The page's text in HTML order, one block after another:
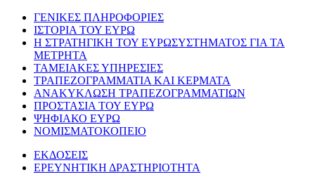
ΓΕΝΙΚΕΣ ΠΛΗΡΟΦΟΡΙΕΣ
ΙΣΤΟΡΙΑ ΤΟΥ ΕΥΡΩ
Η ΣΤΡΑΤΗΓΙΚΗ ΤΟΥ ΕΥΡΩΣΥΣΤΗΜΑΤΟΣ ΓΙΑ ΤΑ
ΜΕΤΡΗΤΑ
ΤΑΜΕΙΑΚΕΣ ΥΠΗΡΕΣΙΕΣ
ΤΡΑΠΕΖΟΓΡΑΜΜΑΤΙΑ ΚΑΙ ΚΕΡΜΑΤΑ
ΑΝΑΚΥΚΛΩΣΗ ΤΡΑΠΕΖΟΓΡΑΜΜΑΤΙΩΝ
ΠΡΟΣΤΑΣΙΑ ΤΟΥ ΕΥΡΩ
ΨΗΦΙΑΚΟ ΕΥΡΩ
ΝΟΜΙΣΜΑΤΟΚΟΠΕΙΟ
ΕΚΔΟΣΕΙΣ
ΕΡΕΥΝΗΤΙΚΗ ΔΡΑΣΤΗΡΙΟΤΗΤΑ